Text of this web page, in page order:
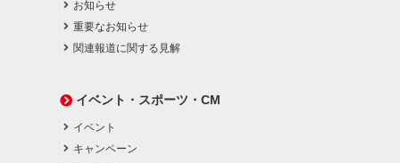
お知らせ
重要なお知らせ
関連報道に関する見解
イベント・スポーツ・CM
イベント
キャンペーン